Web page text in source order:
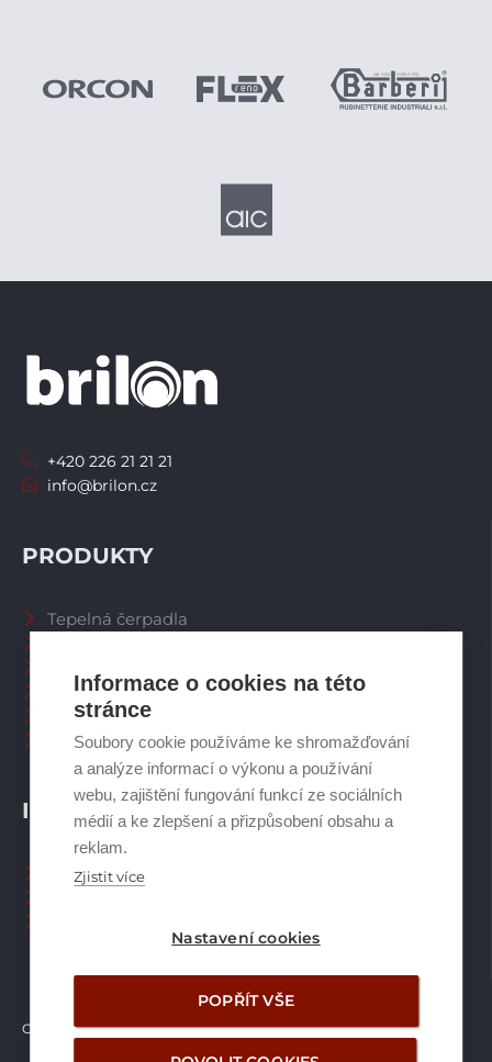
Informace o cookies na této
stránce
Soubory cookie používáme ke shromažďování
a analýze informací o výkonu a používání
webu, zajištění fungování funkcí ze sociálních
médií a ke zlepšení a přizpůsobení obsahu a
reklam.
Zjistit více
Nastavení cookies
POPŘÍT VŠE
INFORMACE
Naši pracovníci CZ
PRODUKTY
Tepelná čerpadla
Spalinové systémy
Plynové kotle
Ostatní příslušenství
+420 226 21 21 21
info@brilon.cz
Copyright © Brilon a.s. 2026